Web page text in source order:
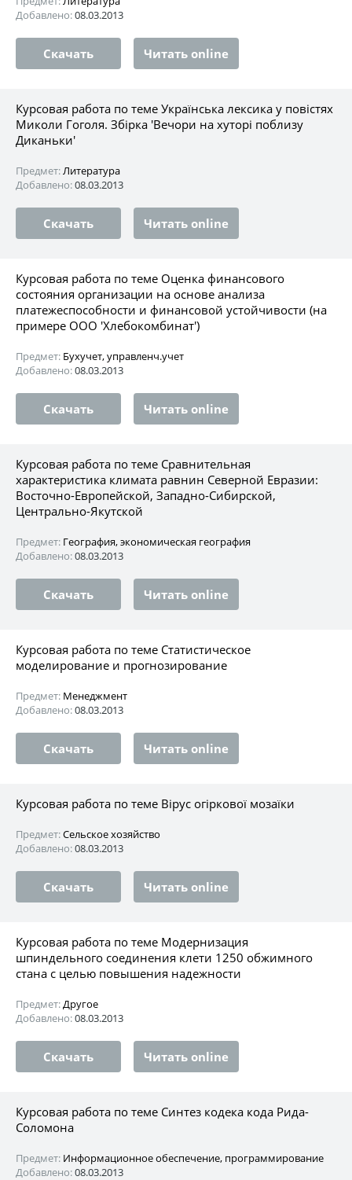
Добавлено:08.03.2013
Скачать Читать online
Курсовая работа по теме Українська лексика у повістях
Миколи Гоголя. Збірка 'Вечори на хуторі поблизу
Диканьки'
Предмет:Литература
Добавлено:08.03.2013
Скачать Читать online
Курсовая работа по теме Оценка финансового
состояния организации на основе анализа
платежеспособности и финансовой устойчивости (на
примере ООО 'Хлебокомбинат')
Предмет: Бухучет, управленч.учет
Добавлено:08.03.2013
Скачать Читать online
Курсовая работа по теме Сравнительная
характеристика климата равнин Северной Евразии:
Восточно-Европейской, Западно-Сибирской,
Центрально-Якутской
Предмет: География, экономическая география
Добавлено:08.03.2013
Скачать Читать online
Курсовая работа по теме Статистическое
моделирование и прогнозирование
Предмет: Менеджмент
Добавлено:08.03.2013
Скачать Читать online
Курсовая работа по теме Вірус огіркової мозаїки
Предмет:Сельское хозяйство
Добавлено:08.03.2013
Скачать Читать online
Курсовая работа по теме Модернизация
шпиндельного соединения клети 1250 обжимного
стана с целью повышения надежности
Предмет:Другое
Добавлено:08.03.2013
Скачать Читать online
Курсовая работа по теме Синтез кодека кода Рида-
Соломона
Предмет: Информационное обеспечение, программирование
Добавлено:08.03.2013